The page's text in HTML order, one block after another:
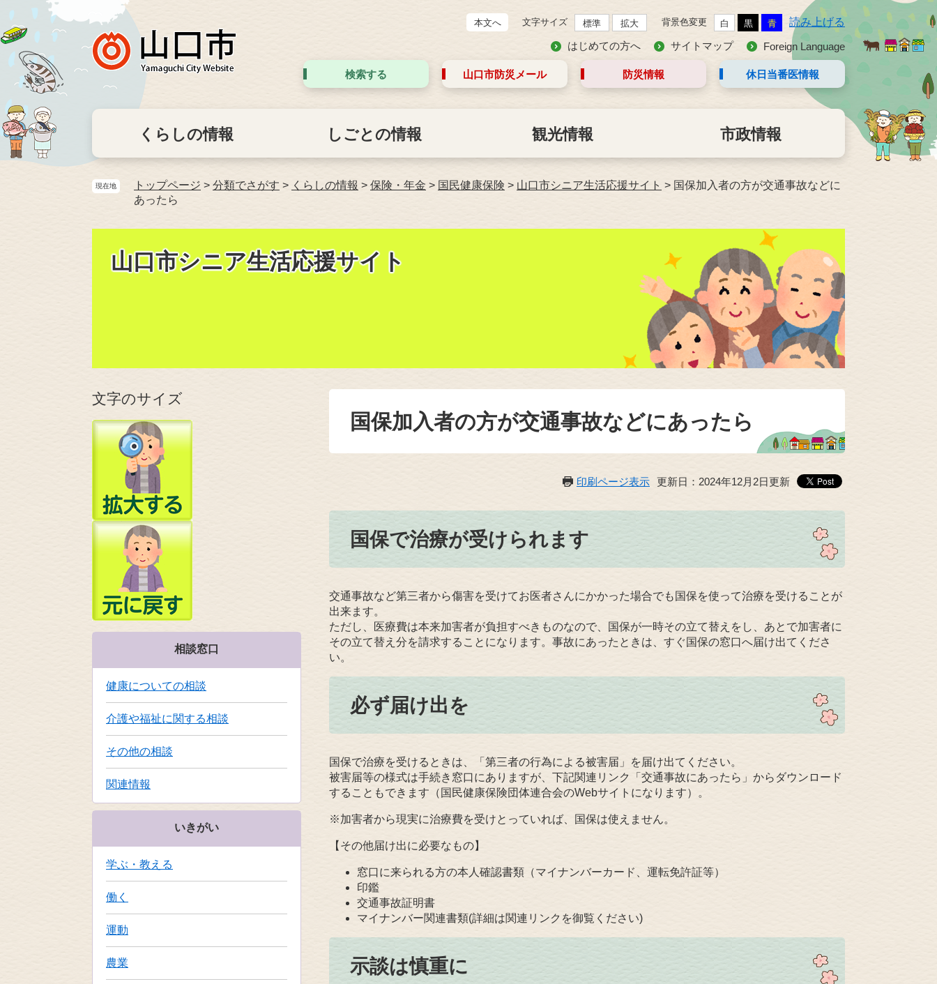
本文へ 文字サイズ 標準 拡大 背景色変更 白 黒 青 読み上げる
はじめての方へ サイトマップ Foreign Language
検索する 山口市防災 メール 防災情報 休日当番医情報
くらしの情報 しごとの情報 観光情報 市政情報
現在地 トップページ > 分類でさがす > くらしの情報 > 保険・年金 > 国民健康保険 > 山口市シニア生活応援サイト > 国保加入者の方が交通事故などに
あったら
山口市シニア生活応援サイト
国保加入者の方が交通事故などにあったら
印刷ページ表示 更新日：2024年12月2日更新
国保で治療が受けられます
交通事故など第三者から傷害を受けてお医者さんにかかった場合でも国保を使って治療を受けることが
出来ます。
ただし、医療費は本来加害者が負担すべきものなので、国保が一時その立て替えをし、あとで加害者に
その立て替え分を請求することになります。事故にあったときは、すぐ国保の窓口へ届け出てくださ
い。
必ず届け出を
国保で治療を受けるときは、「第三者の行為による被害届」を届け出てください。
被害届等の様式は手続き窓口にありますが、下記関連リンク「交通事故にあったら」からダウンロード
することもできます（国民健康保険団体連合会のWebサイトになります）。
※加害者から現実に治療費を受けとっていれば、国保は使えません。
【その他届け出に必要なもの】
窓口に来られる方の本人確認書類（マイナンバーカード、運転免許証等）
印鑑
交通事故証明書
マイナンバー関連書類(詳細は関連リンクを御覧ください)
示談は慎重に
文字のサイズ
相談窓口
健康についての相談
介護や福祉に関する相談
その他の相談
関連情報
いきがい
学ぶ・教える
働く
運動
農業